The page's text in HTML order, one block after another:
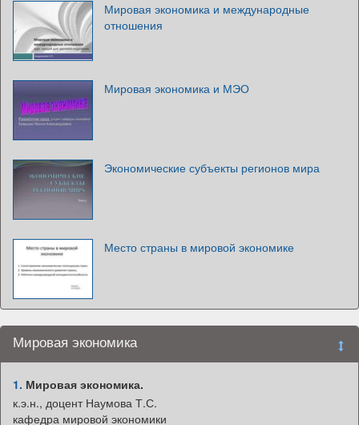
Мировая экономика и международные
отношения
Мировая экономика и МЭО
Экономические субъекты регионов мира
Место страны в мировой экономике
Мировая экономика
1. Мировая экономика.
к.э.н., доцент Наумова Т.С.
кафедра мировой экономики